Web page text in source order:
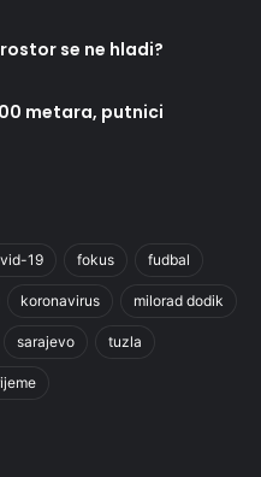
se ne hladi?
metara, putnici
19 fokus fudbal
koronavirus milorad dodik
sarajevo tuzla